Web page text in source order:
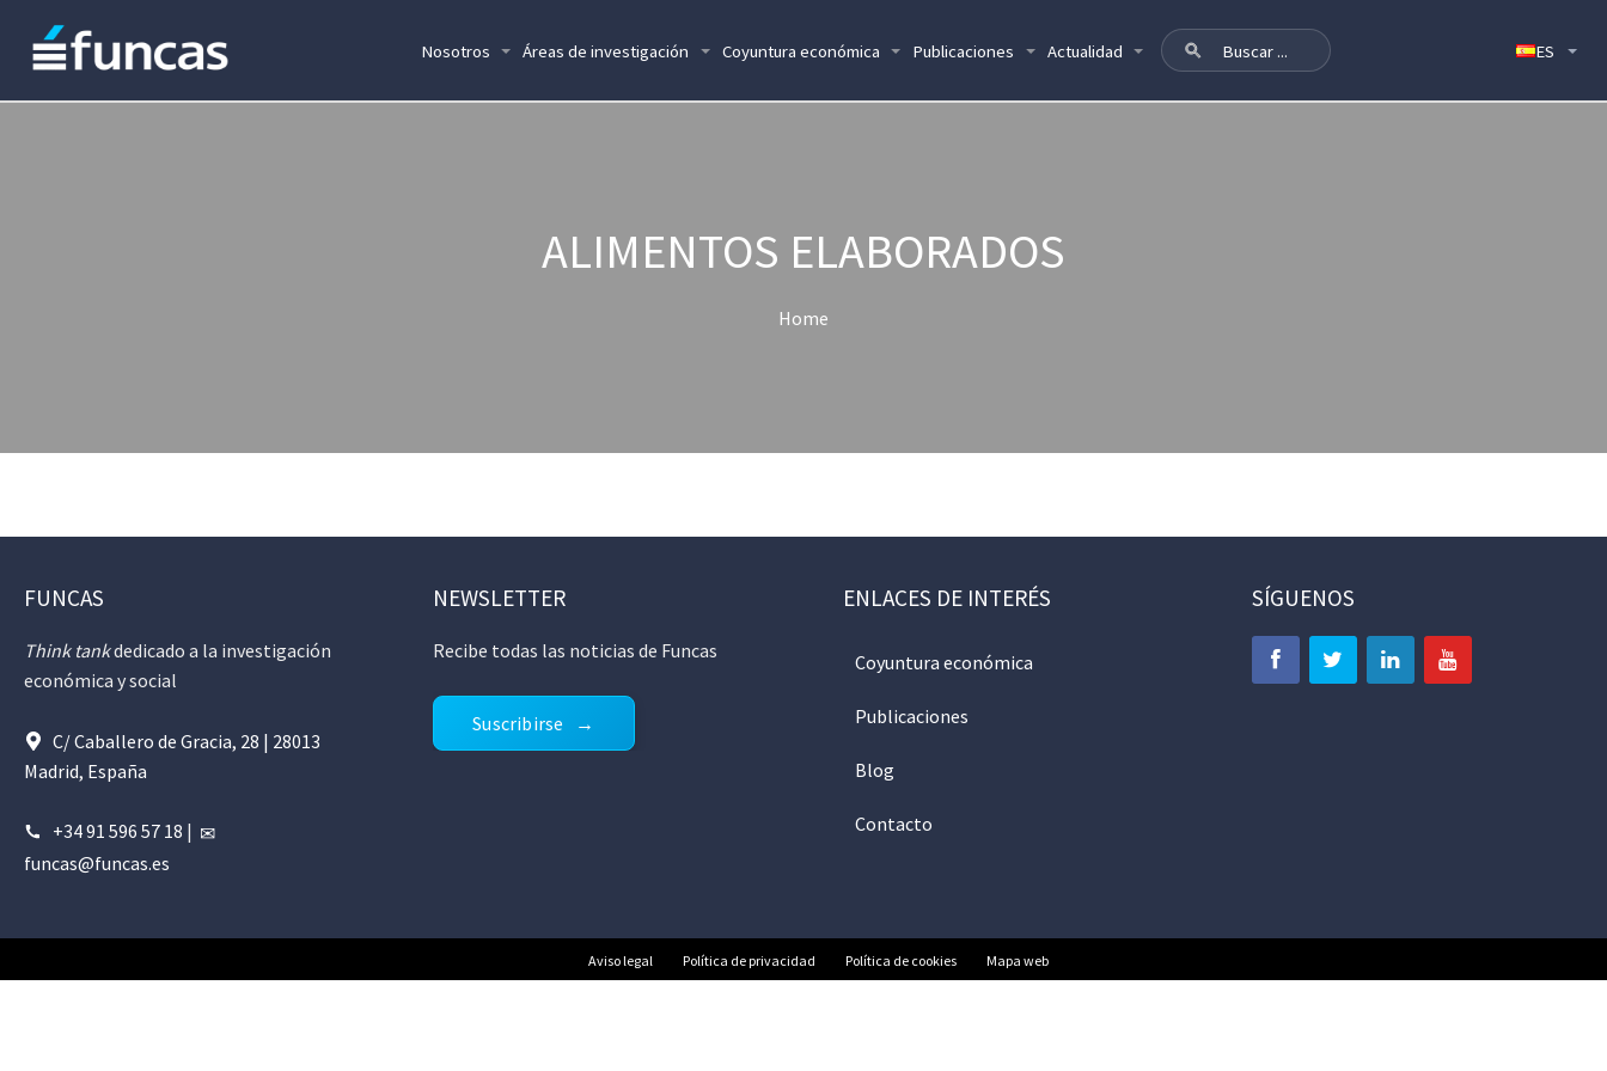
Nosotros Áreas de investigación Coyuntura económica Publicaciones Actualidad
ALIMENTOS ELABORADOS
Home
FUNCAS
Think tankdedicado a la investigación
económica y social
C/ Caballero de Gracia, 28 | 28013
Madrid, España
+34 91 596 57 18 |
funcas@funcas.es
NEWSLETTER
Recibe todas las noticias de Funcas
Suscribirse
ENLACES DE INTERÉS
Coyuntura económica
Publicaciones
Blog
Contacto
SÍGUENOS
Aviso legal Política de privacidad Política de cookies Mapa web